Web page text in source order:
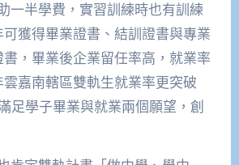
一半學費，實習訓練時也有訓練
獲得畢業證書、結訓證書與專業
，畢業後企業留任率高，就業率
嘉南轄區雙軌生就業率更突破
足學子畢業與就業兩個願望， 創